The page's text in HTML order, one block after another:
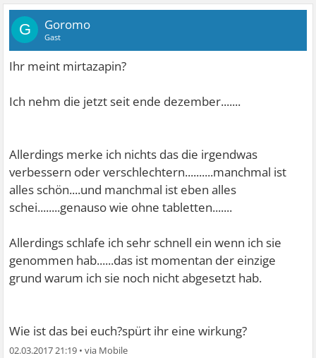
G Goromo
Gast
Ihr meint mirtazapin?
Ich nehm die jetzt seit ende dezember.......
Allerdings merke ich nichts das die irgendwas
verbessern oder verschlechtern..........manchmal ist
alles schön....und manchmal ist eben alles
schei........genauso wie ohne tabletten.......
Allerdings schlafe ich sehr schnell ein wenn ich sie
genommen hab......das ist momentan der einzige
grund warum ich sie noch nicht abgesetzt hab.
Wie ist das bei euch?spürt ihr eine wirkung?
02.03.2017 21:19 •